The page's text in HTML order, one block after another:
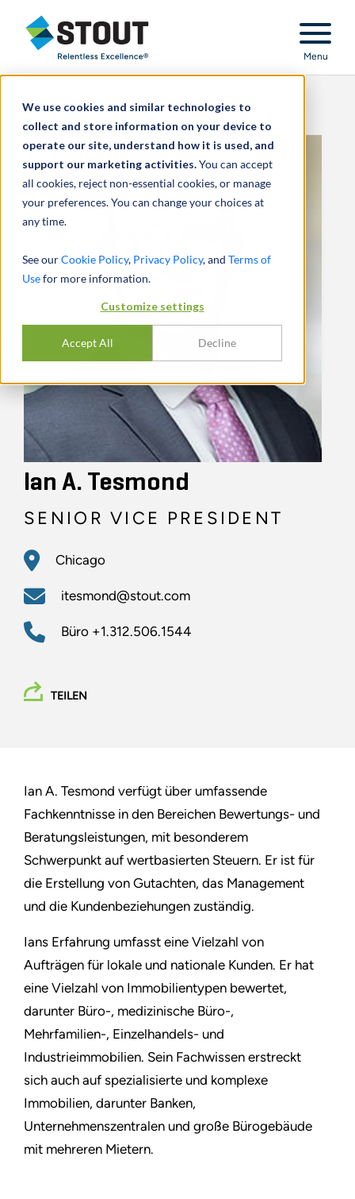
We use cookies and similar technologies to
collect and store information on your device to
operate our site, understand how it is used, and
support our marketing activities.You can accept
all cookies, reject non-essential cookies, or manage
your preferences. You can change your choices at
any time.
See ourCookie Policy, Privacy Policy, and Terms of
Usefor more information.
Customize settings
Accept All Decline
Stout Relentless Excellence
Menu
Ian A. Tesmond
SENIOR VICE PRESIDENT
Chicago
itesmond@stout.com
Büro +1.312.506.1544
TEILEN
Ian A. Tesmond verfügt über umfassende
Fachkenntnisse in den Bereichen Bewertungs- und
Beratungsleistungen, mit besonderem
Schwerpunkt auf wertbasierten Steuern. Er ist für
die Erstellung von Gutachten, das Management
und die Kundenbeziehungen zuständig.
Ians Erfahrung umfasst eine Vielzahl von
Aufträgen für lokale und nationale Kunden. Er hat
eine Vielzahl von Immobilientypen bewertet,
darunter Büro-, medizinische Büro-,
Mehrfamilien-, Einzelhandels- und
Industrieimmobilien. Sein Fachwissen erstreckt
sich auch auf spezialisierte und komplexe
Immobilien, darunter Banken,
Unternehmenszentralen und große Bürogebäude
mit mehreren Mietern.